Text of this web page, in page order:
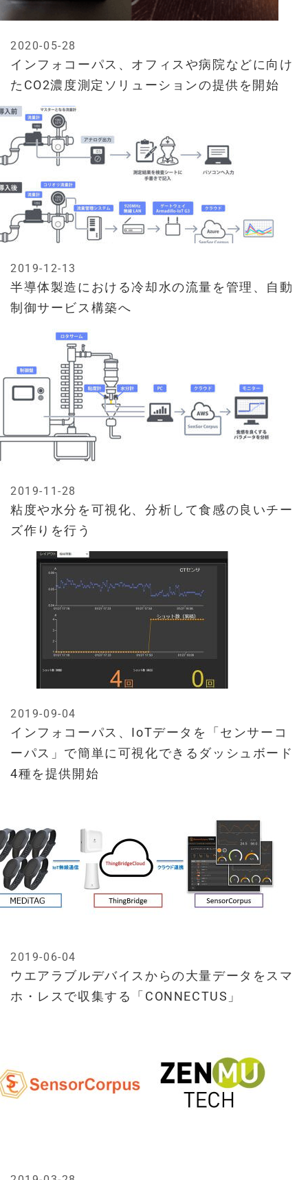
インフォコーパス、オフィスや病院などに向け
たCO2濃度測定ソリューションの提供を開始
2020-05-28
半導体製造における冷却水の流量を管理、自動
制御サービス構築へ
2019-12-13
粘度や水分を可視化、分析して食感の良いチー
ズ作りを行う
2019-11-28
インフォコーパス、IoTデータを「センサーコ
ーパス」で簡単に可視化できるダッシュボード
4種を提供開始
2019-09-04
ウエアラブルデバイスからの大量データをスマ
ホ・レスで収集する「CONNECTUS」
2019-06-04